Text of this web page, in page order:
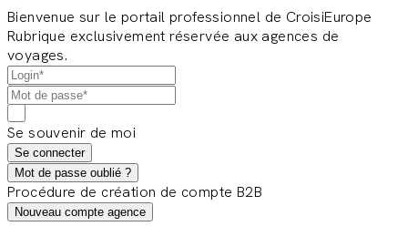
Bienvenue sur le portail professionnel de CroisiEurope
Rubrique exclusivement réservée aux agences de
voyages.
Se souvenir de moi
Se connecter
Mot de passe oublié ?
Procédure de création de compte B2B
Nouveau compte agence